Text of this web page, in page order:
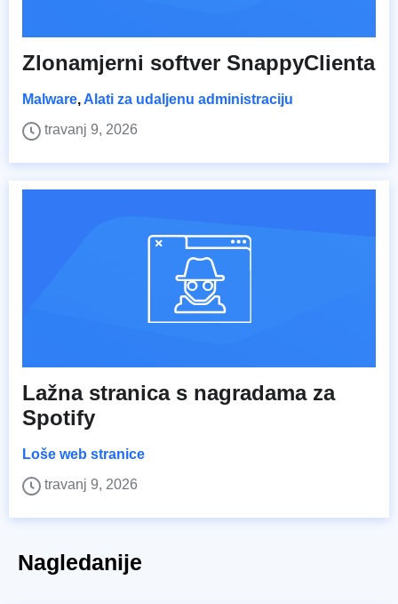
Zlonamjerni softver SnappyClienta
Malware,Alati za udaljenu administraciju
travanj 9, 2026
Lažna stranica s nagradama za
Spotify
Loše web stranice
travanj 9, 2026
Nagledanije